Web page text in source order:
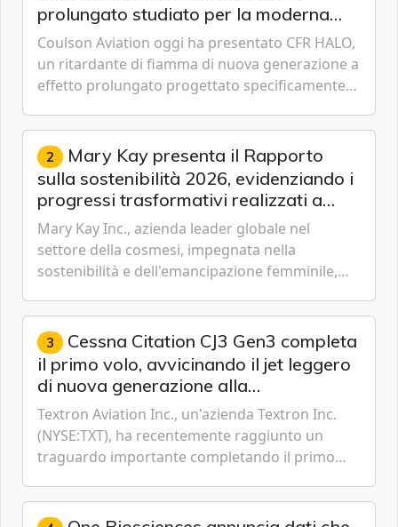
prolungato studiato per la moderna
lotta aerea contro gli incendi
Coulson Aviation oggi ha presentato CFR HALO,
un ritardante di fiamma di nuova generazione a
effetto prolungato progettato specificamente
missioni an...
2 Mary Kay presenta il Rapporto
sulla sostenibilità 2026, evidenziando i
progressi trasformativi realizzati a
livello globale nelle sfere sociale,
economica e ambientale
Mary Kay Inc., azienda leader globale nel
settore della cosmesi, impegnata nella
sostenibilità e dell'emancipazione femminile,
sostenibilità 2026, una panora...
3 Cessna Citation CJ3 Gen3 completa
il primo volo, avvicinando il jet leggero
di nuova generazione alla
certificazione
Textron Aviation Inc., un'azienda Textron Inc.
(NYSE:TXT), ha recentemente raggiunto un
traguardo importante completando il primo
Gen3, avvicinando i...